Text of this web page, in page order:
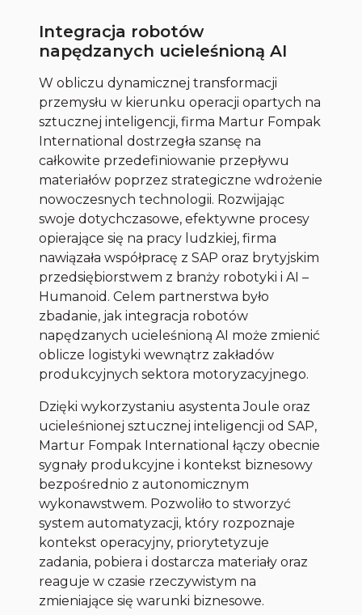
Integracja robotów
napędzanych ucieleśnioną AI
W obliczu dynamicznej transformacji
przemysłu w kierunku operacji opartych na
sztucznej inteligencji, firma Martur Fompak
International dostrzegła szansę na
całkowite przedefiniowanie przepływu
materiałów poprzez strategiczne wdrożenie
nowoczesnych technologii. Rozwijając
swoje dotychczasowe, efektywne procesy
opierające się na pracy ludzkiej, firma
nawiązała współpracę z SAP oraz brytyjskim
przedsiębiorstwem z branży robotyki i AI –
Humanoid. Celem partnerstwa było
zbadanie, jak integracja robotów
napędzanych ucieleśnioną AI może zmienić
oblicze logistyki wewnątrz zakładów
produkcyjnych sektora motoryzacyjnego.
Dzięki wykorzystaniu asystenta Joule oraz
ucieleśnionej sztucznej inteligencji od SAP,
Martur Fompak International łączy obecnie
sygnały produkcyjne i kontekst biznesowy
bezpośrednio z autonomicznym
wykonawstwem. Pozwoliło to stworzyć
system automatyzacji, który rozpoznaje
kontekst operacyjny, priorytetyzuje
zadania, pobiera i dostarcza materiały oraz
reaguje w czasie rzeczywistym na
zmieniające się warunki biznesowe.